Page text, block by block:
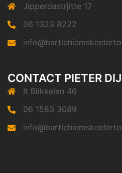
Jipperdastrjitte 17
06 1323 8222
CONTACT PIETER
It Blikkelan 46
06 1583 3089